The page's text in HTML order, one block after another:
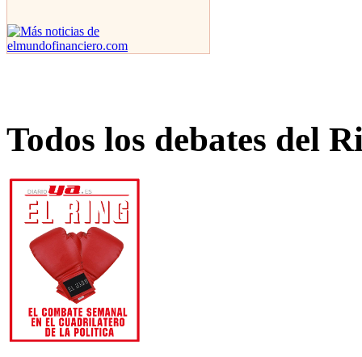
Todos los debates del